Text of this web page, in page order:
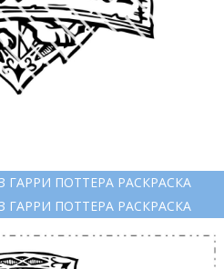
ГАРРИ ПОТТЕРА РАСКРАСКА
ГАРРИ ПОТТЕРА РАСКРАСКА